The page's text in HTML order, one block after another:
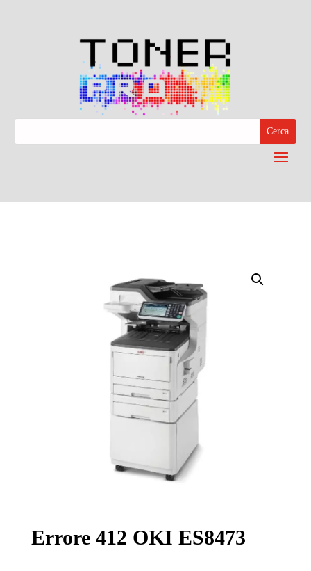
Errore 412 OKI ES8473